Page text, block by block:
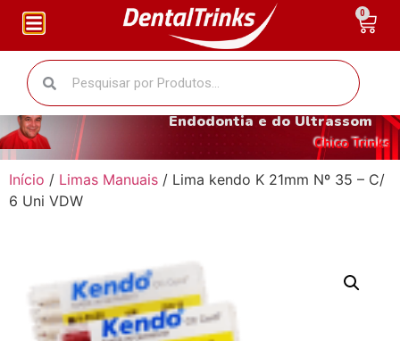
O fantástico mundo da
Endodontia e do Ultrassom
Chico Trinks
Início / Limas Manuais / Lima kendo K 21mm Nº 35 – C/
6 Uni VDW
0